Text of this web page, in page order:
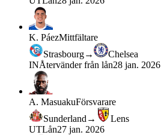
K. PáezMittfältare
Strasbourg→
Chelsea
INÅtervänder från lån28 jan. 2026
A. MasuakuFörsvarare
Sunderland →
Lens
UTLån27 jan. 2026